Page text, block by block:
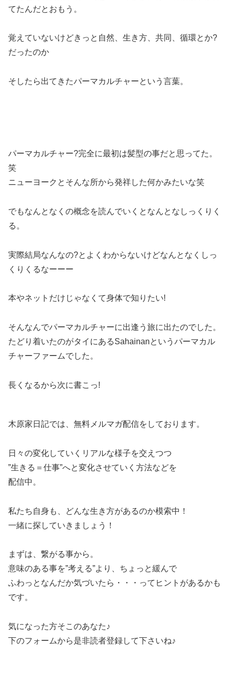
てたんだとおもう。
覚えていないけどきっと自然、生き方、共同、循環とか?
だったのか
そしたら出てきたパーマカルチャーという言葉。
パーマカルチャー?完全に最初は髪型の事だと思ってた。
笑
ニューヨークとそんな所から発祥した何かみたいな笑
でもなんとなくの概念を読んでいくとなんとなしっくりく
る。
実際結局なんなの?とよくわからないけどなんとなくしっ
くりくるなーーー
本やネットだけじゃなくて身体で知りたい!
そんなんでパーマカルチャーに出逢う旅に出たのでした。
たどり着いたのがタイにあるSahainanというパーマカル
チャーファームでした。
長くなるから次に書こっ!
木原家日記では、無料メルマガ配信をしております。
日々の変化していくリアルな様子を交えつつ
”生きる＝仕事”へと変化させていく方法などを
配信中。
私たち自身も、どんな生き方があるのか模索中！
一緒に探していきましょう！
まずは、繋がる事から。
意味のある事を”考える”より、ちょっと緩んで
ふわっとなんだか気づいたら・・・ってヒントがあるかも
です。
気になった方そこのあなた♪
下のフォームから是非読者登録して下さいね♪